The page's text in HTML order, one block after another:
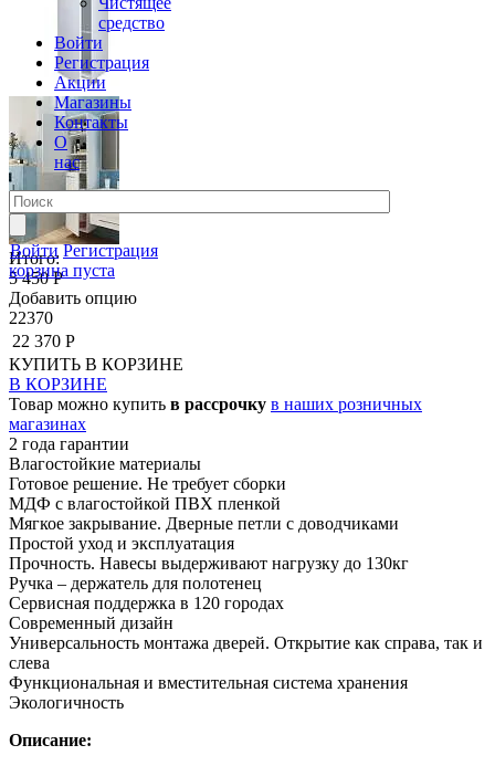
средство
Войти
Регистрация
Акции
Магазины
Контакты
О
нас
Войти Регистрация
корзина пуста
Итого:
5 450 Р
Добавить опцию
22370
22 370 Р
КУПИТЬ В КОРЗИНЕ
В КОРЗИНЕ
Товар можно купить в рассрочку в наших розничных
магазинах
2 года гарантии
Влагостойкие материалы
Готовое решение. Не требует сборки
МДФ с влагостойкой ПВХ пленкой
Мягкое закрывание. Дверные петли с доводчиками
Простой уход и эксплуатация
Прочность. Навесы выдерживают нагрузку до 130кг
Ручка – держатель для полотенец
Сервисная поддержка в 120 городах
Современный дизайн
Универсальность монтажа дверей. Открытие как справа, так и
слева
Функциональная и вместительная система хранения
Экологичность
Описание: